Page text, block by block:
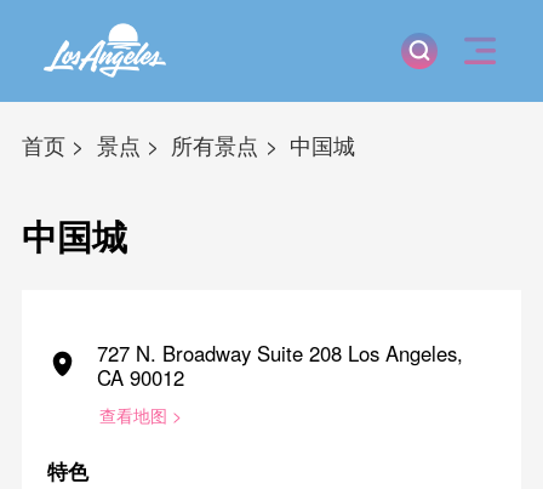
首页 景点 所有景点 中国城
中国城
727 N. Broadway Suite 208 Los Angeles,
CA 90012
查看地图 >
特色